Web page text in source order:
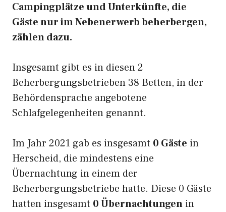
Campingplätze und Unterkünfte, die
Gäste nur im Nebenerwerb beherbergen,
zählen dazu.
Insgesamt gibt es in diesen 2
Beherbergungsbetrieben 38 Betten, in der
Behördensprache angebotene
Schlafgelegenheiten genannt.
Im Jahr 2021 gab es insgesamt 0 Gäste in
Herscheid, die mindestens eine
Übernachtung in einem der
Beherbergungsbetriebe hatte. Diese 0 Gäste
hatten insgesamt 0 Übernachtungen in